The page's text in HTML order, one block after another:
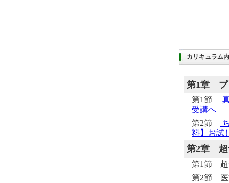
カリキュラム
第1章
第1節
受講へ
第2節
料】お試
第2章
第1節 超
第2節 医